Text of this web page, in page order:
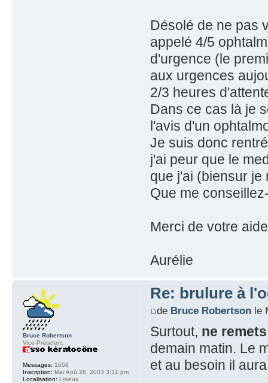
Désolé de ne pas
appelé 4/5
d'urgence (le
aux urgences
2/3 heures
Dans ce cas là je
l'avis d'un
Je suis donc
j'ai peur que le
que j'ai (biensur
Que me
Merci de votre aide
Aurélie
Re: brulure à
de Bruce Robertsonle
Surtout, ne
demain matin. Le
et au besoin il
Bruce Robertson
Vice-Président
Messages: 1658
Inscription: Mar Aoû 26, 2003 3:31 pm
Localisation: Lisieux